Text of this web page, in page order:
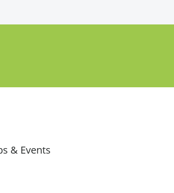
& Events